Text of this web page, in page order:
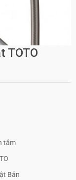
TOTO
tắm
Bản